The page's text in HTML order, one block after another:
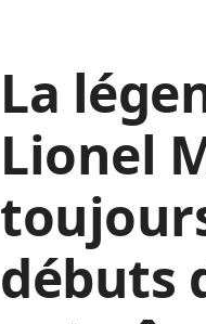
La
Lionel
débuts